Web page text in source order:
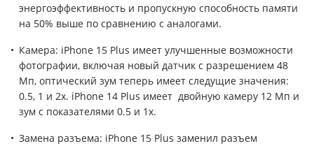
энергоэффективность и пропускную способность памяти
на 50% выше по сравнению с аналогами.
Камера: iPhone 15 Plus имеет улучшенные возможности
фотографии, включая новый датчик с разрешением 48
Мп, оптический зум теперь имеет следущие значения:
0.5, 1 и 2x. iPhone 14 Plus имеет двойную камеру 12 Мп и
зум с показателями 0.5 и 1x.
Замена разъема: iPhone 15 Plus заменил разъем